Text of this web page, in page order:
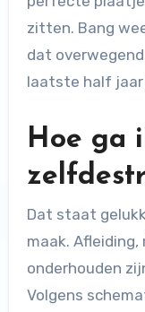
zitten. Bang
dat
laatste half
Hoe ga
Dat staat
maak.
onderhouden
Volgens